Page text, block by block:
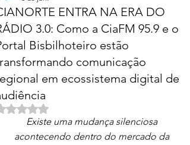
ENTRA NA ERA DO
3.0: Como a CiaFM 95.9 e o
Bisbilhoteiro estão
comunicação
em ecossistema digital de
Avaliado com NaN de 5 estrelas.
Existe uma mudança silenciosa
acontecendo dentro do mercado da